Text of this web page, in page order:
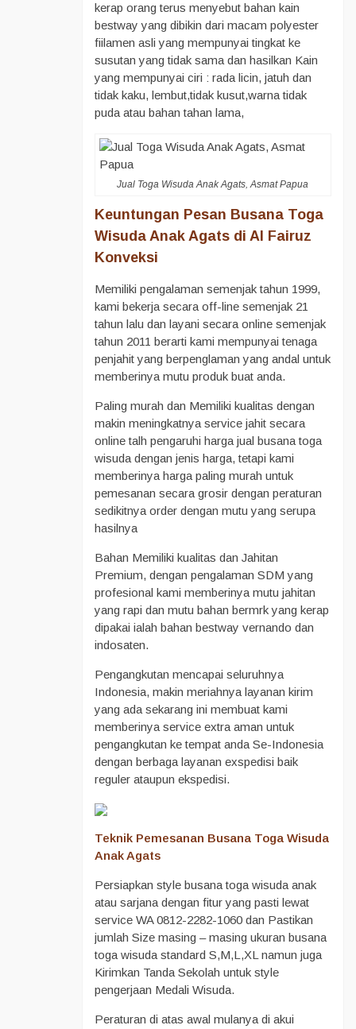
kerap orang terus menyebut bahan kain
bestway yang dibikin dari macam polyester
fiilamen asli yang mempunyai tingkat ke
susutan yang tidak sama dan hasilkan Kain
yang mempunyai ciri : rada licin, jatuh dan
tidak kaku, lembut,tidak kusut,warna tidak
puda atau bahan tahan lama,
Jual Toga Wisuda Anak Agats, Asmat Papua
Keuntungan Pesan Busana Toga
Wisuda Anak Agats di Al Fairuz
Konveksi
Memiliki pengalaman semenjak tahun 1999,
kami bekerja secara off-line semenjak 21
tahun lalu dan layani secara online semenjak
tahun 2011 berarti kami mempunyai tenaga
penjahit yang berpenglaman yang andal untuk
memberinya mutu produk buat anda.
Paling murah dan Memiliki kualitas dengan
makin meningkatnya service jahit secara
online talh pengaruhi harga jual busana toga
wisuda dengan jenis harga, tetapi kami
memberinya harga paling murah untuk
pemesanan secara grosir dengan peraturan
sedikitnya order dengan mutu yang serupa
hasilnya
Bahan Memiliki kualitas dan Jahitan
Premium, dengan pengalaman SDM yang
profesional kami memberinya mutu jahitan
yang rapi dan mutu bahan bermrk yang kerap
dipakai ialah bahan bestway vernando dan
indosaten.
Pengangkutan mencapai seluruhnya
Indonesia, makin meriahnya layanan kirim
yang ada sekarang ini membuat kami
memberinya service extra aman untuk
pengangkutan ke tempat anda Se-Indonesia
dengan berbaga layanan exspedisi baik
reguler ataupun ekspedisi.
Teknik Pemesanan Busana Toga Wisuda
Anak Agats
Persiapkan style busana toga wisuda anak
atau sarjana dengan fitur yang pasti lewat
service WA 0812-2282-1060 dan Pastikan
jumlah Size masing – masing ukuran busana
toga wisuda standard S,M,L,XL namun juga
Kirimkan Tanda Sekolah untuk style
pengerjaan Medali Wisuda.
Peraturan di atas awal mulanya di akui